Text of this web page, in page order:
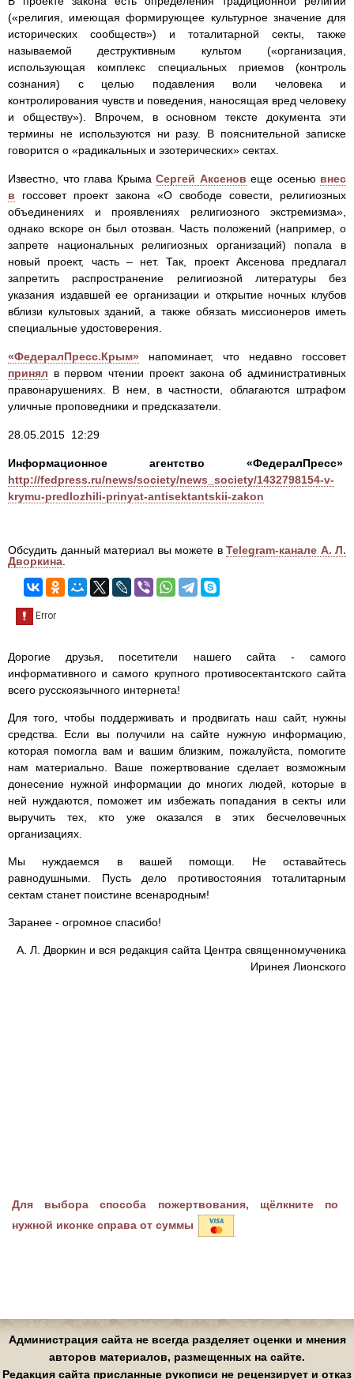
(«религия, имеющая формирующее культурное значение для
исторических сообществ») и тоталитарной секты, также
называемой деструктивным культом («организация,
использующая комплекс специальных приемов (контроль
сознания) с целью подавления воли человека и
контролирования чувств и поведения, наносящая вред человеку
и обществу»). Впрочем, в основном тексте документа эти
термины не используются ни разу. В пояснительной записке
говорится о «радикальных и эзотерических» сектах.
Известно, что глава Крыма Сергей Аксенов еще осенью внес
в госсовет проект закона «О свободе совести, религиозных
объединениях и проявлениях религиозного экстремизма»,
однако вскоре он был отозван. Часть положений (например, о
запрете национальных религиозных организаций) попала в
новый проект, часть – нет. Так, проект Аксенова предлагал
запретить распространение религиозной литературы без
указания издавшей ее организации и открытие ночных клубов
вблизи культовых зданий, а также обязать миссионеров иметь
специальные удостоверения.
«ФедералПресс.Крым» напоминает, что недавно госсовет
принял в первом чтении проект закона об административных
правонарушениях. В нем, в частности, облагаются штрафом
уличные проповедники и предсказатели.
28.05.2015 12:29
Информационное агентство «ФедералПресс»
http://fedpress.ru/news/society/news_society/1432798154-v-
krymu-predlozhili-prinyat-antisektantskii-zakon
Обсудить данный материал вы можете в Telegram-канале А. Л.
Дворкина.
Дорогие друзья, посетители нашего сайта - самого
информативного и самого крупного противосектантского сайта
всего русскоязычного интернета!
Для того, чтобы поддерживать и продвигать наш сайт, нужны
средства. Если вы получили на сайте нужную информацию,
которая помогла вам и вашим близким, пожалуйста, помогите
нам материально. Ваше пожертвование сделает возможным
донесение нужной информации до многих людей, которые в
ней нуждаются, поможет им избежать попадания в секты или
выручить тех, кто уже оказался в этих бесчеловечных
организациях.
Мы нуждаемся в вашей помощи. Не оставайтесь
равнодушными. Пусть дело противостояния тоталитарным
сектам станет поистине всенародным!
Заранее - огромное спасибо!
А. Л. Дворкин и вся редакция сайта Центра священномученика
Иринея Лионского
Для выбора способа пожертвования, щёлкните по
нужной иконке справа от суммы
Администрация сайта не всегда разделяет оценки и мнения
авторов материалов, размещенных на сайте.
Редакция сайта присланные рукописи не рецензирует и отказ